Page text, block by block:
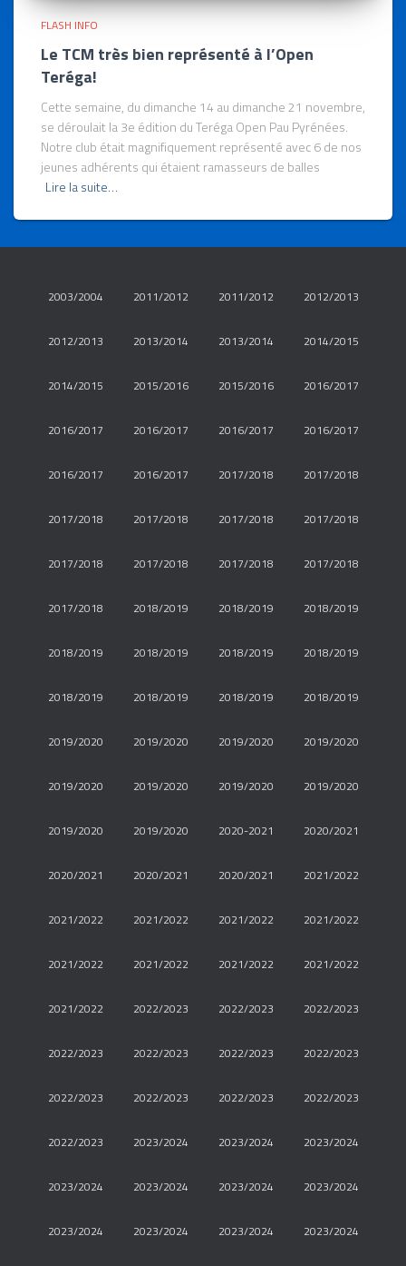
FLASH INFO
Le TCM très bien représenté à l’Open
Teréga!
Cette semaine, du dimanche 14 au dimanche 21 novembre,
se déroulait la 3e édition du Teréga Open Pau Pyrénées.
Notre club était magnifiquement représenté avec 6 de nos
jeunes adhérents qui étaient ramasseurs de balles
Lire la suite…
2003/2004 2011/2012 2011/2012 2012/2013
2012/2013 2013/2014 2013/2014 2014/2015
2014/2015 2015/2016 2015/2016 2016/2017
2016/2017 2016/2017 2016/2017 2016/2017
2016/2017 2016/2017 2017/2018 2017/2018
2017/2018 2017/2018 2017/2018 2017/2018
2017/2018 2017/2018 2017/2018 2017/2018
2017/2018 2018/2019 2018/2019 2018/2019
2018/2019 2018/2019 2018/2019 2018/2019
2018/2019 2018/2019 2018/2019 2018/2019
2019/2020 2019/2020 2019/2020 2019/2020
2019/2020 2019/2020 2019/2020 2019/2020
2019/2020 2019/2020 2020-2021 2020/2021
2020/2021 2020/2021 2020/2021 2021/2022
2021/2022 2021/2022 2021/2022 2021/2022
2021/2022 2021/2022 2021/2022 2021/2022
2021/2022 2022/2023 2022/2023 2022/2023
2022/2023 2022/2023 2022/2023 2022/2023
2022/2023 2022/2023 2022/2023 2022/2023
2022/2023 2023/2024 2023/2024 2023/2024
2023/2024 2023/2024 2023/2024 2023/2024
2023/2024 2023/2024 2023/2024 2023/2024